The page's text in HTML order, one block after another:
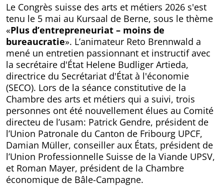
Le Congrès suisse des arts et métiers 2026 s'est
tenu le 5 mai au Kursaal de Berne, sous le thème
«Plus d’entrepreneuriat – moins de
bureaucratie». L’animateur Reto Brennwald a
mené un entretien passionnant et instructif avec
la secrétaire d'État Helene Budliger Artieda,
directrice du Secrétariat d'État à l'économie
(SECO). Lors de la séance constitutive de la
Chambre des arts et métiers qui a suivi, trois
personnes ont été nouvellement élues au Comité
directeu de l’usam: Patrick Gendre, président de
l’Union Patronale du Canton de Fribourg UPCF,
Damian Müller, conseiller aux États, président de
l’Union Professionnelle Suisse de la Viande UPSV,
et Roman Mayer, président de la Chambre
économique de Bâle-Campagne.